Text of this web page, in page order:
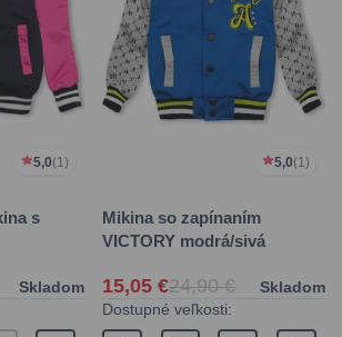
5,0(1)
s
Skladom
5,0(1)
Mikina so zapínaním
VICTORY modrá/sivá
15,05 €24,90 €
Skladom
Dostupné veľkosti: